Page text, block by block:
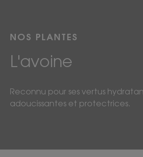
NOS PLANTES
L'avoine
Reconnu pour ses vertus
adoucissantes et protectrices.